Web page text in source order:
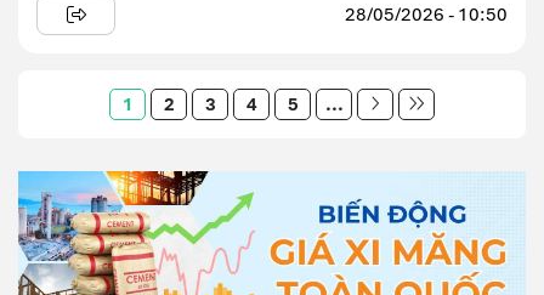
28/05/2026 - 10:50
1 2 3 4 5 ...